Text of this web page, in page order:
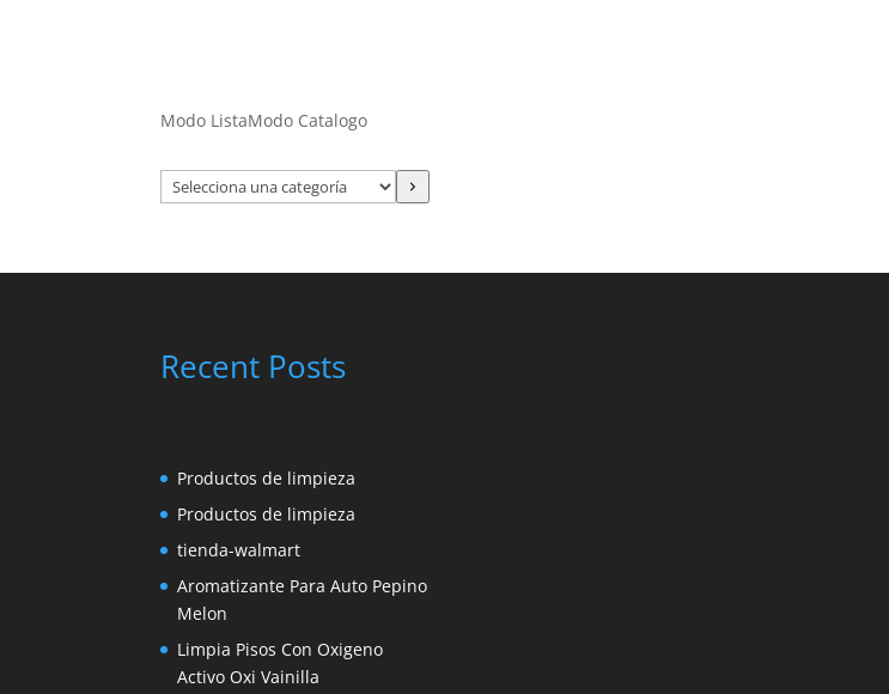
Modo ListaModo Catalogo
Selecciona
una
Recent Posts
Productos de limpieza
Productos de limpieza
tienda-walmart
Aromatizante Para Auto Pepino
Melon
Limpia Pisos Con Oxigeno
Activo Oxi Vainilla